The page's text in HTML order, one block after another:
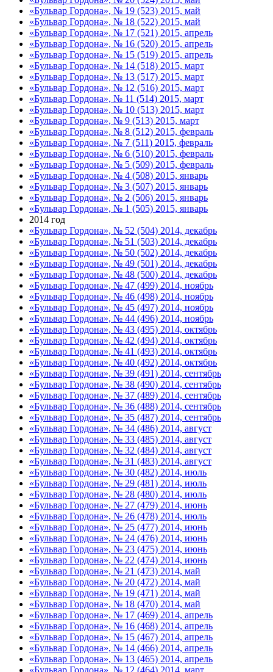
«Бульвар Гордона», № 19 (523) 2015, май
«Бульвар Гордона», № 18 (522) 2015, май
«Бульвар Гордона», № 17 (521) 2015, апрель
«Бульвар Гордона», № 16 (520) 2015, апрель
«Бульвар Гордона», № 15 (519) 2015, апрель
«Бульвар Гордона», № 14 (518) 2015, март
«Бульвар Гордона», № 13 (517) 2015, март
«Бульвар Гордона», № 12 (516) 2015, март
«Бульвар Гордона», № 11 (514) 2015, март
«Бульвар Гордона», № 10 (513) 2015, март
«Бульвар Гордона», № 9 (513) 2015, март
«Бульвар Гордона», № 8 (512) 2015, февраль
«Бульвар Гордона», № 7 (511) 2015, февраль
«Бульвар Гордона», № 6 (510) 2015, февраль
«Бульвар Гордона», № 5 (509) 2015, февраль
«Бульвар Гордона», № 4 (508) 2015, январь
«Бульвар Гордона», № 3 (507) 2015, январь
«Бульвар Гордона», № 2 (506) 2015, январь
«Бульвар Гордона», № 1 (505) 2015, январь
2014 год
«Бульвар Гордона», № 52 (504) 2014, декабрь
«Бульвар Гордона», № 51 (503) 2014, декабрь
«Бульвар Гордона», № 50 (502) 2014, декабрь
«Бульвар Гордона», № 49 (501) 2014, декабрь
«Бульвар Гордона», № 48 (500) 2014, декабрь
«Бульвар Гордона», № 47 (499) 2014, ноябрь
«Бульвар Гордона», № 46 (498) 2014, ноябрь
«Бульвар Гордона», № 45 (497) 2014, ноябрь
«Бульвар Гордона», № 44 (496) 2014, ноябрь
«Бульвар Гордона», № 43 (495) 2014, октябрь
«Бульвар Гордона», № 42 (494) 2014, октябрь
«Бульвар Гордона», № 41 (493) 2014, октябрь
«Бульвар Гордона», № 40 (492) 2014, октябрь
«Бульвар Гордона», № 39 (491) 2014, сентябрь
«Бульвар Гордона», № 38 (490) 2014, сентябрь
«Бульвар Гордона», № 37 (489) 2014, сентябрь
«Бульвар Гордона», № 36 (488) 2014, сентябрь
«Бульвар Гордона», № 35 (487) 2014, сентябрь
«Бульвар Гордона», № 34 (486) 2014, август
«Бульвар Гордона», № 33 (485) 2014, август
«Бульвар Гордона», № 32 (484) 2014, август
«Бульвар Гордона», № 31 (483) 2014, август
«Бульвар Гордона», № 30 (482) 2014, июль
«Бульвар Гордона», № 29 (481) 2014, июль
«Бульвар Гордона», № 28 (480) 2014, июль
«Бульвар Гордона», № 27 (479) 2014, июнь
«Бульвар Гордона», № 26 (478) 2014, июль
«Бульвар Гордона», № 25 (477) 2014, июнь
«Бульвар Гордона», № 24 (476) 2014, июнь
«Бульвар Гордона», № 23 (475) 2014, июнь
«Бульвар Гордона», № 22 (474) 2014, июнь
«Бульвар Гордона», № 21 (473) 2014, май
«Бульвар Гордона», № 20 (472) 2014, май
«Бульвар Гордона», № 19 (471) 2014, май
«Бульвар Гордона», № 18 (470) 2014, май
«Бульвар Гордона», № 17 (469) 2014, апрель
«Бульвар Гордона», № 16 (468) 2014, апрель
«Бульвар Гордона», № 15 (467) 2014, апрель
«Бульвар Гордона», № 14 (466) 2014, апрель
«Бульвар Гордона», № 13 (465) 2014, апрель
«Бульвар Гордона», № 12 (464) 2014, март